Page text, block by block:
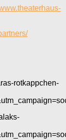
rotkappchen-